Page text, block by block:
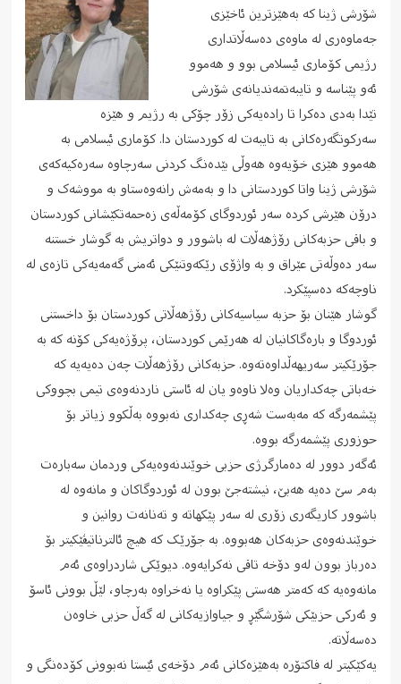
شۆرشی ژینا کە بەهێزترین ئاخێزی
جەماوەری لە ماوەی دەسەڵاتداری
رژیمی کۆماری ئیسلامی بوو و هەموو
ئەو پێناسە و تایبەتمەندیانەی شۆرشی
تێدا بەدی دەکرا تا رادەیەکی زۆر چۆکی بە رژیم و هێزە
سەرکوتگەرەکانی بە تایبەت لە کوردستان دا. کۆماری ئیسلامی بە
هەموو هێزی خۆیەوە هەوڵی بێدەنگ کردنی سەرچاوە سەرەکیەکەی
شۆرشی ژینا واتا کوردستانی دا و بەمەش رانەوەستاو بە مووشەک و
درۆن هێرشی کردە سەر ئوردوگای کۆمەڵەی زەحمەتکێشانی کوردستان
و باقی حزبەکانی رۆژهەڵات لە باشوور و دواتریش بە گوشار خستنە
سەر دەوڵەتی عێراق و بە واژۆی رێکەوتنێکی ئەمنی گەمەیەکی تازەی لە
ناوچەکە دەسپێکرد.
گوشار هێنان بۆ حزبە سیاسیەکانی رۆژهەڵاتی کوردستان بۆ داخستنی
ئوردوگا و بارەگاکانیان لە هەرێمی کوردستان، پرۆژەیەکی کۆنە کە بە
جۆرێکیتر سەریهەڵداوەتەوە. حزبەکانی رۆژهەڵات چەن دەیەیە کە
خەباتی چەکداریان وەلا ناوەو یان لە ئاستی ناردنەوەی تیمی بچووکی
پێشمەرگە کە مەبەست شەڕی چەکداری نەبووە بەڵکوو زیاتر بۆ
حوزوری پێشمەرگە بووە.
ئەگەر دوور لە دەمارگرژی حزبی خوێندنەوەیەکی وردمان سەبارەت
بەم سێ دەیە هەبێ، نیشتەجێ بوون لە ئوردوگاکان و مانەوە لە
باشوور کاریگەری زۆری لە سەر پێکهاتە و تەنانەت روانین و
خوێندنەوەی حزبەکان هەبووە. بە جۆرێک کە هیچ ئالترناتیڤێکیتر بۆ
دەرباز بوون لەو دۆخە تاقی نەکرایەوە. دیوێکی شاردراوەی ئەم
مانەوەیە کە کەمتر هەستی پێکراوە یا نەخراوە بەرچاو، لێڵ بوونی ئاسۆ
و ئەرکی حزبێکی شۆرشگێڕ و جیاوازیەکانی لە گەڵ حزبی خاوەن
دەسەڵاتە.
یەکێکیتر لە فاکتۆرە بەهێزەکانی ئەم دۆخەی ئێستا نەبوونی کۆدەنگی و